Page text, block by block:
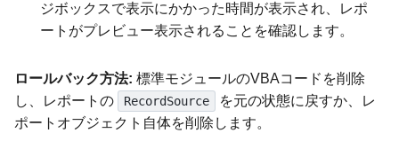
ジボックスで表示にかかった時間が表示され、レポ
ートがプレビュー表示されることを確認します。
ロールバック方法: 標準モジュールのVBAコードを削除
し、レポートの
RecordSource
を元の状態に戻すか、レ
ポートオブジェクト自体を削除します。